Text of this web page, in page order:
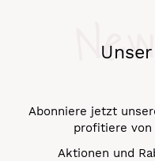
Abonniere jetzt
profitiere von
Aktionen und